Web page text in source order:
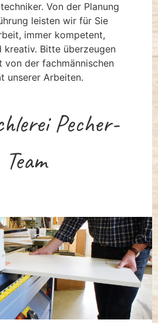
Von der Planung
leisten wir für Sie
immer kompetent,
kreativ. Bitte überzeugen
von der fachmännischen
unserer Arbeiten.
Pecher-
Team